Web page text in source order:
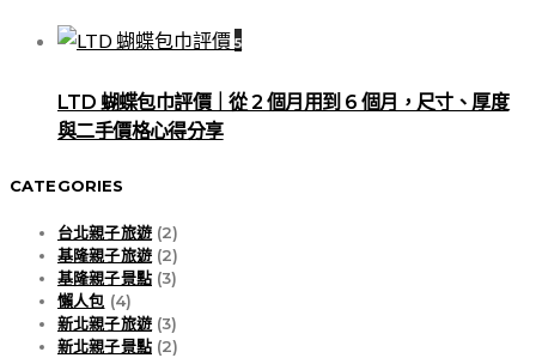
5
LTD 蝴蝶包巾評價｜從 2 個月用到 6 個月，尺寸、厚度
與二手價格心得分享
CATEGORIES
台北親子旅遊(2)
基隆親子旅遊(2)
基隆親子景點(3)
懶人包 (4)
新北親子旅遊(3)
新北親子景點(2)